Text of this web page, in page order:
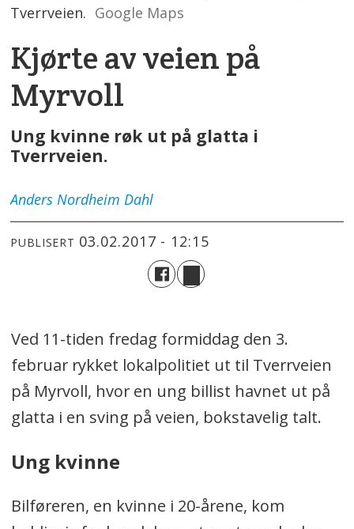
Tverrveien. Google Maps
Kjørte av veien på
Myrvoll
Ung kvinne røk ut på glatta i
Tverrveien.
Anders Nordheim Dahl
PUBLISERT 03.02.2017 - 12:15
Ved 11-tiden fredag formiddag den 3.
februar rykket lokalpolitiet ut til Tverrveien
på Myrvoll, hvor en ung billist havnet ut på
glatta i en sving på veien, bokstavelig talt.
Ung kvinne
Bilføreren, en kvinne i 20-årene, kom